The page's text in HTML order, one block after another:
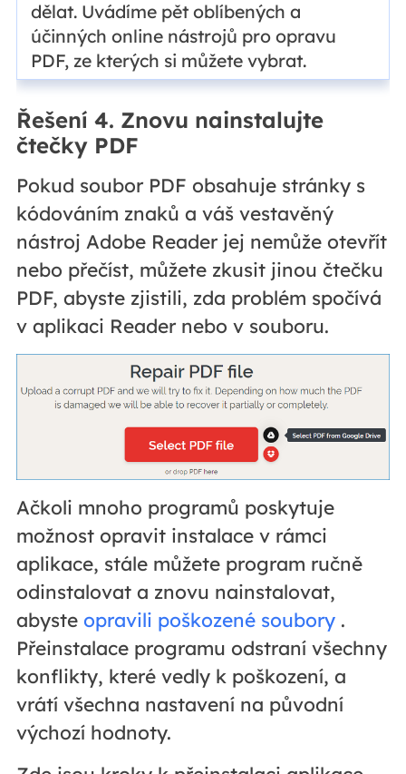
dělat. Uvádíme pět oblíbených a
účinných online nástrojů pro opravu
PDF, ze kterých si můžete vybrat.
Řešení 4. Znovu nainstalujte
čtečky PDF
Pokud soubor PDF obsahuje stránky s
kódováním znaků a váš vestavěný
nástroj Adobe Reader jej nemůže otevřít
nebo přečíst, můžete zkusit jinou čtečku
PDF, abyste zjistili, zda problém spočívá
v aplikaci Reader nebo v souboru.
Ačkoli mnoho programů poskytuje
možnost opravit instalace v rámci
aplikace, stále můžete program ručně
odinstalovat a znovu nainstalovat,
abyste opravili poškozené soubory.
Přeinstalace programu odstraní všechny
konflikty, které vedly k poškození, a
vrátí všechna nastavení na původní
výchozí hodnoty.